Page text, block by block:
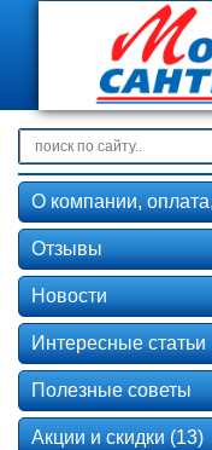
О компании,
Отзывы
Новости
Интересные статьи
Полезные советы
Акции и скидки (13)